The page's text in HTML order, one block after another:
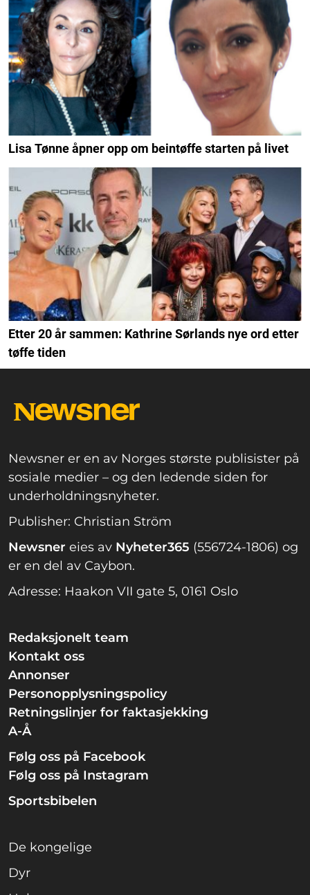
Lisa Tønne åpner opp om beintøffe starten på livet
Etter 20 år sammen: Kathrine Sørlands nye ord etter
tøffe tiden
Newsner er en av Norges største publisister på
sosiale medier – og den ledende siden for
underholdningsnyheter.
Publisher: Christian Ström
Newsner eies av Nyheter365 (556724-1806) og
er en del av Caybon.
Adresse: Haakon VII gate 5, 0161 Oslo
Redaksjonelt team
Kontakt oss
Annonser
Personopplysningspolicy
Retningslinjer for faktasjekking
A-Å
Følg oss på Facebook
Følg oss på Instagram
Sportsbibelen
De kongelige
Dyr